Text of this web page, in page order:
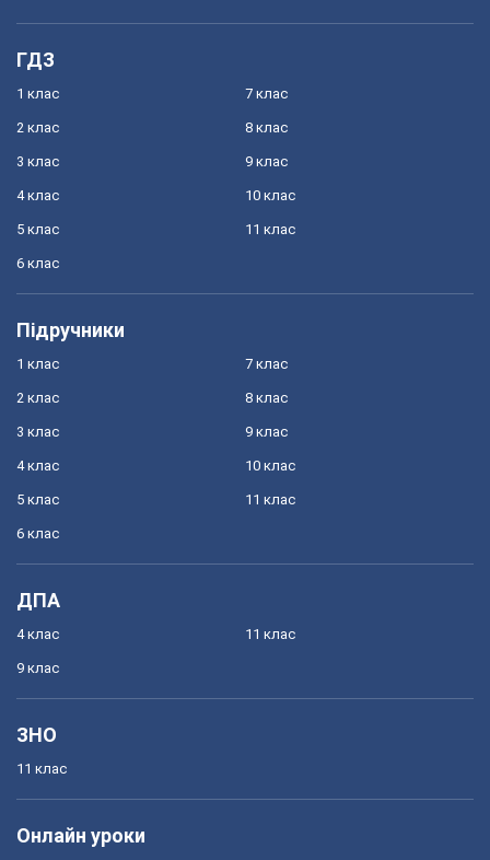
ГДЗ
1 клас
2 клас
3 клас
4 клас
5 клас
6 клас
7 клас
8 клас
9 клас
10 клас
11 клас
Підручники
1 клас
2 клас
3 клас
4 клас
5 клас
6 клас
7 клас
8 клас
9 клас
10 клас
11 клас
ДПА
4 клас
9 клас
11 клас
ЗНО
11 клас
Онлайн уроки